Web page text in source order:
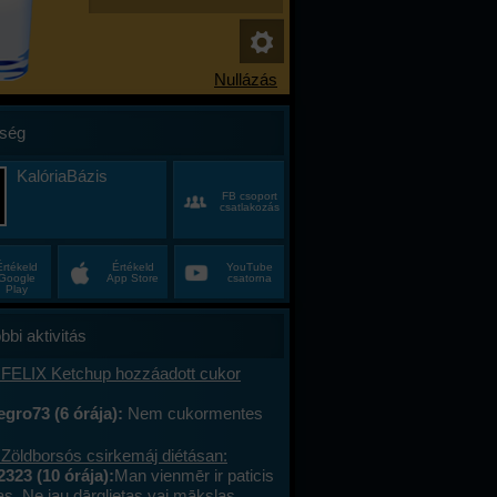
KalóriaBázis
FB csoport
csatlakozás
Play
Értékeld
App Store
YouTube
csatorna
aktivitás
Ketchup hozzáadott cukor
(6 órája): Nem cukormentes
csirkemáj diétásan:
(10 órája):Man vienmēr ir paticis